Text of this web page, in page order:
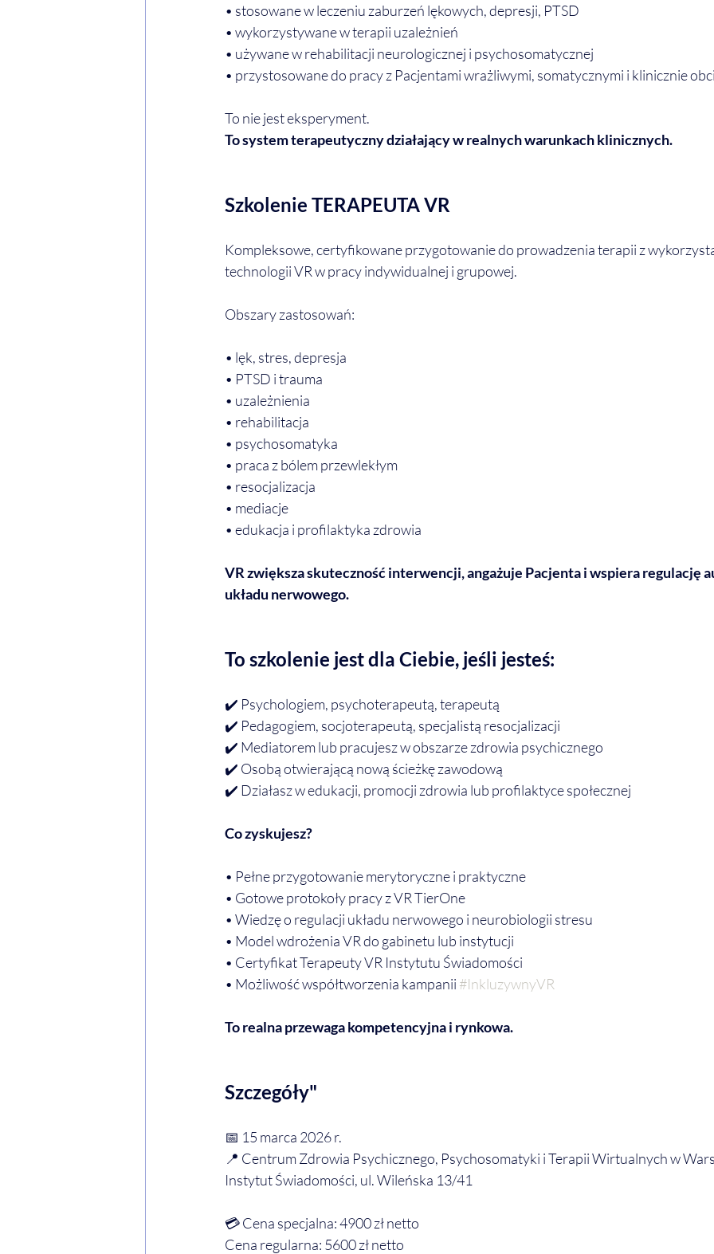
• stosowane w leczeniu zaburzeń lękowych, depresji, PTSD
• wykorzystywane w terapii uzależnień
• używane w rehabilitacji neurologicznej i psychosomatycznej
• przystosowane do pracy z Pacjentami wrażliwymi, somatycznymi i klinicznie
To nie jest eksperyment.
To system terapeutyczny działający w realnych warunkach klinicznych.
Szkolenie TERAPEUTA VR
Kompleksowe, certyfikowane przygotowanie do prowadzenia terapii z
technologii VR w pracy indywidualnej i grupowej.
Obszary zastosowań:
• lęk, stres, depresja
• PTSD i trauma
• uzależnienia
• rehabilitacja
• psychosomatyka
• praca z bólem przewlekłym
• resocjalizacja
• mediacje
• edukacja i profilaktyka zdrowia
VR zwiększa skuteczność interwencji, angażuje Pacjenta i wspiera regulację
układu nerwowego.
To szkolenie jest dla Ciebie, jeśli jesteś:
✔️ Psychologiem, psychoterapeutą, terapeutą
✔️ Pedagogiem, socjoterapeutą, specjalistą resocjalizacji
✔️ Mediatorem lub pracujesz w obszarze zdrowia psychicznego
✔️ Osobą otwierającą nową ścieżkę zawodową
✔️ Działasz w edukacji, promocji zdrowia lub profilaktyce społecznej
Co zyskujesz?
• Pełne przygotowanie merytoryczne i praktyczne
• Gotowe protokoły pracy z VR TierOne
• Wiedzę o regulacji układu nerwowego i neurobiologii stresu
• Model wdrożenia VR do gabinetu lub instytucji
• Certyfikat Terapeuty VR Instytutu Świadomości
• Możliwość współtworzenia kampanii #InkluzywnyVR
To realna przewaga kompetencyjna i rynkowa.
Szczegóły"
📅 15 marca 2026 r.
📍 Centrum Zdrowia Psychicznego, Psychosomatyki i Terapii Wirtualnych w
Instytut Świadomości, ul. Wileńska 13/41
💳 Cena specjalna: 4900 zł netto
Cena regularna: 5600 zł netto